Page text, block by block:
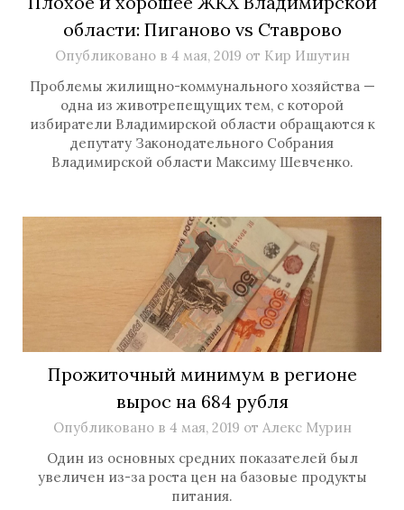
области: Пиганово vs Ставрово
Опубликовано в 4 мая, 2019 от Кир Ишутин
Проблемы жилищно-коммунального хозяйства —
одна из животрепещущих тем, с которой
избиратели Владимирской области обращаются к
депутату Законодательного Собрания
Владимирской области Максиму Шевченко.
Прожиточный минимум в регионе
вырос на 684 рубля
Опубликовано в 4 мая, 2019 от Алекс Мурин
Один из основных средних показателей был
увеличен из-за роста цен на базовые продукты
питания.